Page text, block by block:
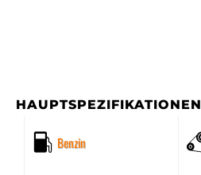
HAUPTSPEZIFIKATIONEN
Benzin